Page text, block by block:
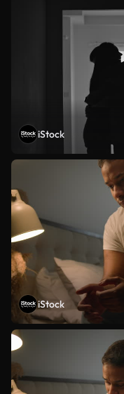
iStock
iStock